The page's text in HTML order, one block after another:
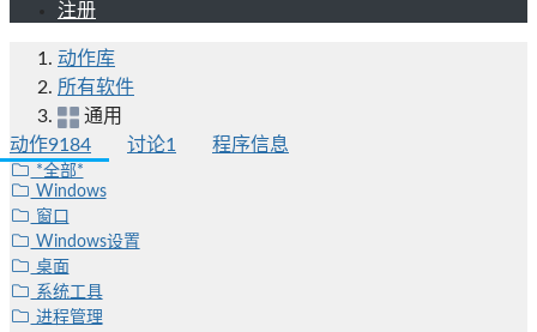
注册
动作库
所有软件
通用
动作9184 讨论1 程序信息
*全部*
Windows
窗口
Windows设置
桌面
系统工具
进程管理